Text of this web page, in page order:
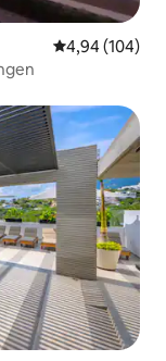
4,94 av 5 i
4,94 (104)